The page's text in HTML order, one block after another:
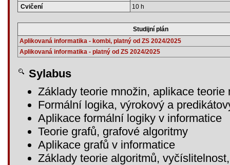
Cvičení
10 h
Studijní plán
Aplikovaná informatika - kombi, platný od ZS 2024/2025
Aplikovaná informatika - platný od ZS 2024/2025
Sylabus
Základy teorie množin, aplikace teorie
Formální logika, výrokový a
Aplikace formální logiky v informatice
Teorie grafů, grafové algoritmy
Aplikace grafů v informatice
Základy teorie algoritmů,